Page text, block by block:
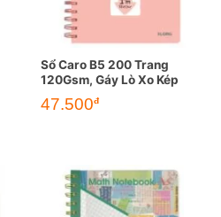
Sổ Caro B5 200 Trang
120Gsm, Gáy Lò Xo Kép
47.500đ